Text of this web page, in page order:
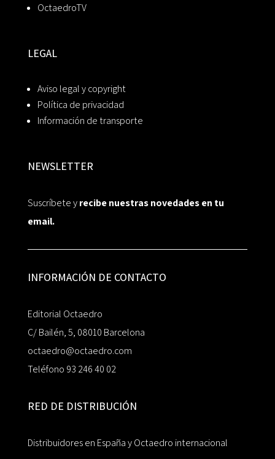
OctaedroTV
LEGAL
Aviso legal y copyright
Política de privacidad
Información de transporte
NEWSLETTER
Suscríbete yrecibe nuestras novedades en tu
email.
INFORMACIÓN DE CONTACTO
Editorial Octaedro
C/ Bailén, 5, 08010 Barcelona
octaedro@octaedro.com
Teléfono 93 246 40 02
RED DE DISTRIBUCIÓN
Distribuidores en España y Octaedro internacional